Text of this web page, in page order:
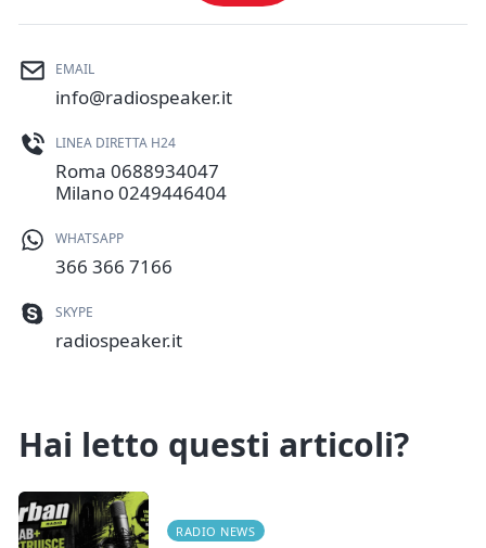
EMAIL
info@radiospeaker.it
LINEA DIRETTA H24
Roma 0688934047
Milano0249446404
WHATSAPP
366 366 7166
SKYPE
radiospeaker.it
Hai letto questi articoli?
RADIO NEWS